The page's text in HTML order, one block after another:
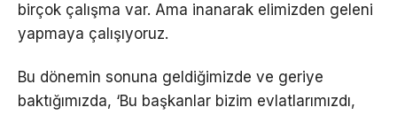
birçok çalışma var. Ama inanarak elimizden geleni
yapmaya çalışıyoruz.
Bu dönemin sonuna geldiğimizde ve geriye
baktığımızda, ‘Bu başkanlar bizim evlatlarımızdı,